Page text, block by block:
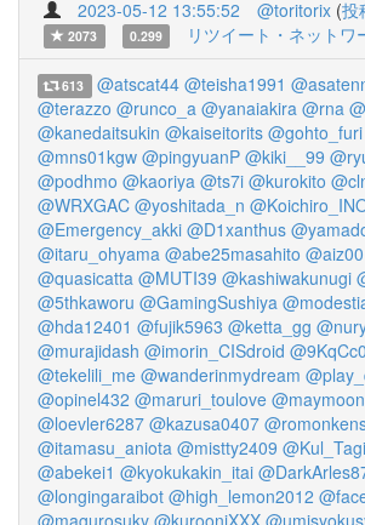
2023-05-12 13:55:52 @toritorix (投
2073
0.299 リツイート・ネットワ
613 @atscat44 @teisha1991
@terazzo @runco_a @yanaiakira @rna
@kanedaitsukin @kaiseitorits @gohto_furi
@mns01kgw @pingyuanP @kiki__99
@podhmo @kaoriya @ts7i @kurokito
@WRXGAC @yoshitada_n
@Emergency_akki @D1xanthus
@itaru_ohyama @abe25masahito @aiz00
@quasicatta @MUTI39 @kashiwakunugi
@5thkaworu @GamingSushiya
@hda12401 @fujik5963 @ketta_gg
@murajidash @imorin_CISdroid
@tekelili_me @wanderinmydream
@opinel432 @maruri_toulove
@loevler6287 @kazusa0407
@itamasu_aniota @mistty2409
@abekei1 @kyokukakin_itai
@longingaraibot @high_lemon2012
@magurosuky @kurooniXXX